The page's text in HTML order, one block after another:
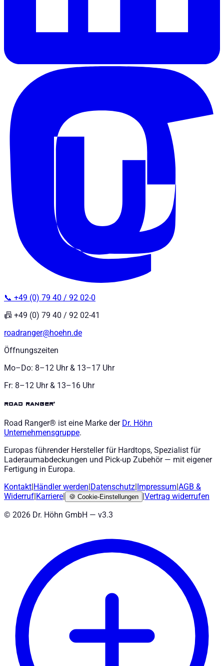
📞 +49 (0) 79 40 / 92 02-0
📠 +49 (0) 79 40 / 92 02-41
roadranger@hoehn.de
Öffnungszeiten
Mo–Do: 8–12 Uhr & 13–17 Uhr
Fr: 8–12 Uhr & 13–16 Uhr
road ranger®
Road Ranger® ist eine Marke der Dr. Höhn
Unternehmensgruppe.
Europas führender Hersteller für Hardtops, Spezialist für
Laderaumabdeckungen und Pick-up Zubehör — mit eigener
Fertigung in Europa.
Kontakt Händler werden Datenschutz Impressum AGB &
Widerruf Karriere 🍪 Cookie-Einstellungen
Vertrag widerrufen
© 2026 Dr. Höhn GmbH — v3.3